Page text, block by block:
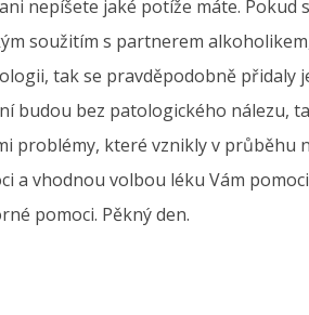
nepíšete jaké potíže máte.
soužitím s partnerem
tak se pravděpodobně přidaly
budou bez patologického nálezu,
problémy, které vznikly v
a vhodnou volbou léku Vám
pomoci. Pěkný den.